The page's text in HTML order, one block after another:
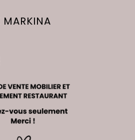
MARKINA